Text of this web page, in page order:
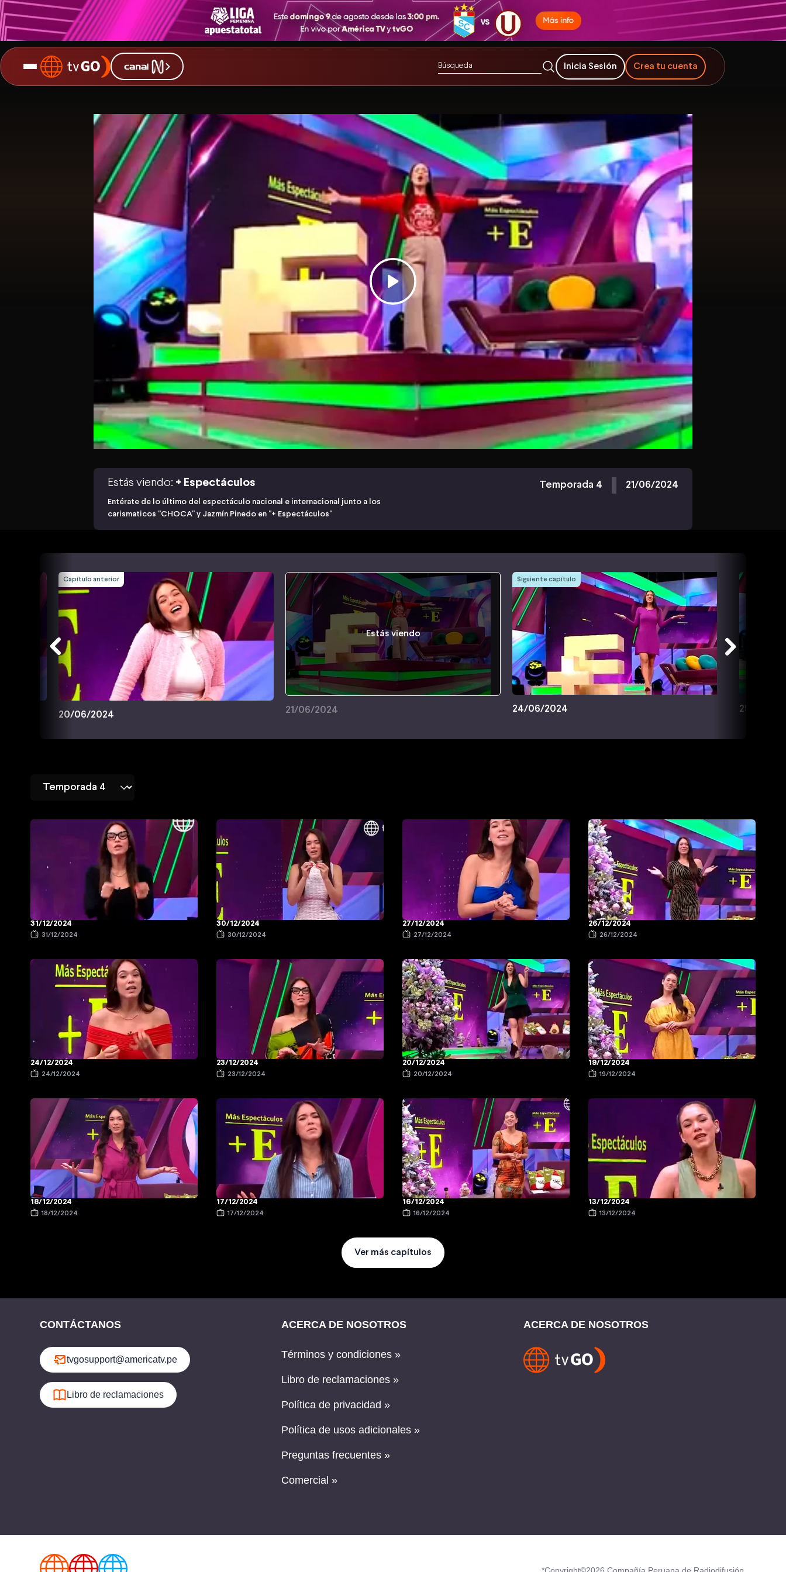
Inicia Sesión Crea tu cuenta
Estás viendo: + Espectáculos
Entérate de lo último del espectáculo nacional e internacional junto a los
carismaticos "CHOCA" y Jazmín Pinedo en "+ Espectáculos"
Temporada 4 21/06/2024
Capítulo anterior
20/06/2024
Estás viendo
21/06/2024
Siguiente capítulo
24/06/2024 25/06/
31/12/2024
31/12/2024
30/12/2024
30/12/2024
27/12/2024
27/12/2024
26/12/2024
26/12/2024
24/12/2024
24/12/2024
23/12/2024
23/12/2024
20/12/2024
20/12/2024
19/12/2024
19/12/2024
18/12/2024
18/12/2024
17/12/2024
17/12/2024
16/12/2024
16/12/2024
13/12/2024
13/12/2024
Ver más capítulos
CONTÁCTANOS
tvgosupport@americatv.pe
Libro de reclamaciones
ACERCA DE NOSOTROS
Términos y condiciones »
Libro de reclamaciones »
Política de privacidad »
Política de usos adicionales »
Preguntas frecuentes »
Comercial »
ACERCA DE NOSOTROS